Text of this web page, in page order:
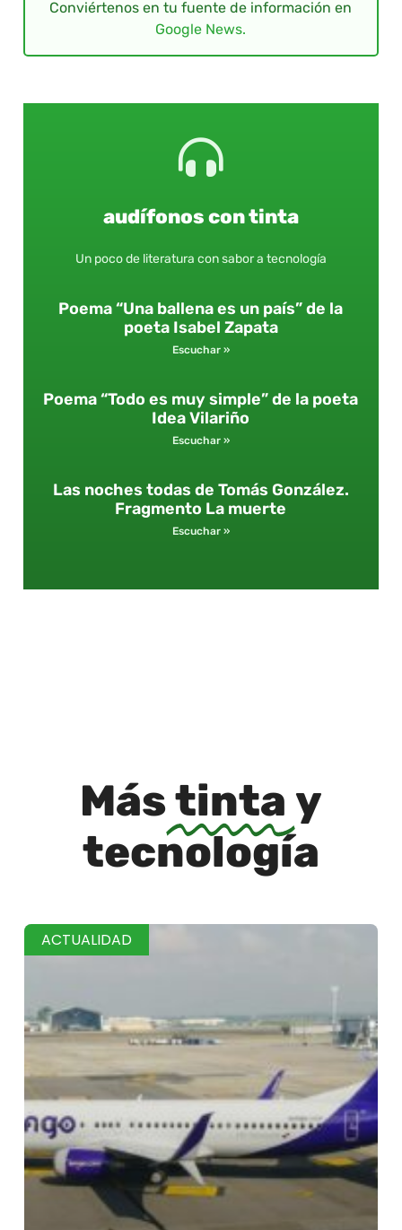
Conviértenos en tu fuente de información en
Google News.
audífonos con tinta
Un poco de literatura con sabor a tecnología
Poema “Una ballena es un país” de la
poeta Isabel Zapata
Escuchar »
Poema “Todo es muy simple” de la poeta
Idea Vilariño
Escuchar »
Las noches todas de Tomás González.
Fragmento La muerte
Escuchar »
Mástinta y
tecnología
ACTUALIDAD